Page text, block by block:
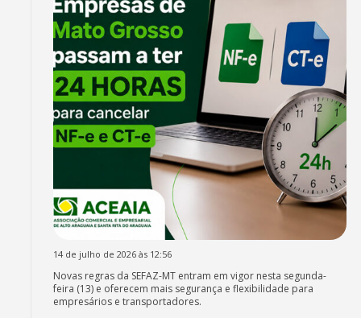
14 de julho de 2026 às 12:56
Novas regras da SEFAZ-MT entram em vigor nesta segunda-
feira (13) e oferecem mais segurança e flexibilidade para
empresários e transportadores.